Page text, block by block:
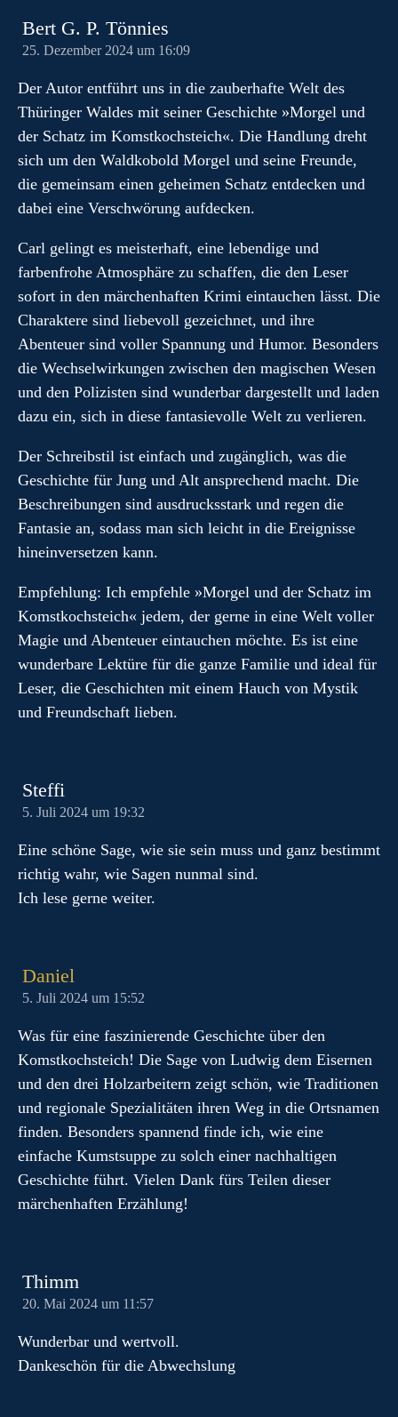
Bert G. P. Tönnies
25. Dezember 2024 um 16:09
Der Autor entführt uns in die zauberhafte Welt des
Thüringer Waldes mit seiner Geschichte »Morgel und
der Schatz im Komstkochsteich«. Die Handlung dreht
sich um den Waldkobold Morgel und seine Freunde,
die gemeinsam einen geheimen Schatz entdecken und
dabei eine Verschwörung aufdecken.
Carl gelingt es meisterhaft, eine lebendige und
farbenfrohe Atmosphäre zu schaffen, die den Leser
sofort in den märchenhaften Krimi eintauchen lässt. Die
Charaktere sind liebevoll gezeichnet, und ihre
Abenteuer sind voller Spannung und Humor. Besonders
die Wechselwirkungen zwischen den magischen Wesen
und den Polizisten sind wunderbar dargestellt und laden
dazu ein, sich in diese fantasievolle Welt zu verlieren.
Der Schreibstil ist einfach und zugänglich, was die
Geschichte für Jung und Alt ansprechend macht. Die
Beschreibungen sind ausdrucksstark und regen die
Fantasie an, sodass man sich leicht in die Ereignisse
hineinversetzen kann.
Empfehlung: Ich empfehle »Morgel und der Schatz im
Komstkochsteich« jedem, der gerne in eine Welt voller
Magie und Abenteuer eintauchen möchte. Es ist eine
wunderbare Lektüre für die ganze Familie und ideal für
Leser, die Geschichten mit einem Hauch von Mystik
und Freundschaft lieben.
Steffi
5. Juli 2024 um 19:32
Eine schöne Sage, wie sie sein muss und ganz bestimmt
richtig wahr, wie Sagen nunmal sind.
Ich lese gerne weiter.
Daniel
5. Juli 2024 um 15:52
Was für eine faszinierende Geschichte über den
Komstkochsteich! Die Sage von Ludwig dem Eisernen
und den drei Holzarbeitern zeigt schön, wie Traditionen
und regionale Spezialitäten ihren Weg in die Ortsnamen
finden. Besonders spannend finde ich, wie eine
einfache Kumstsuppe zu solch einer nachhaltigen
Geschichte führt. Vielen Dank fürs Teilen dieser
märchenhaften Erzählung!
Thimm
20. Mai 2024 um 11:57
Wunderbar und wertvoll.
Dankeschön für die Abwechslung